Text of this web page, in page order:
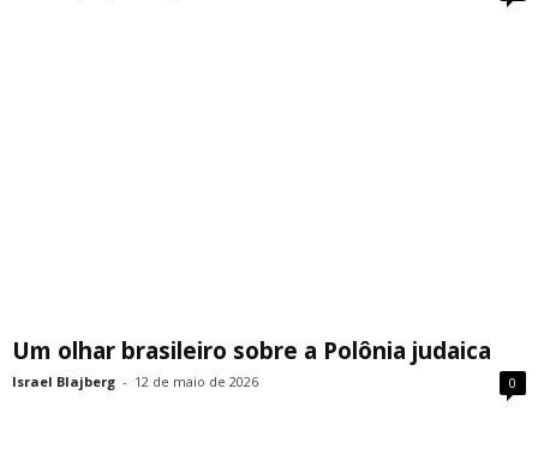
Um olhar brasileiro sobre a Polônia judaica
Israel Blajberg - 12 de maio de 2026 0